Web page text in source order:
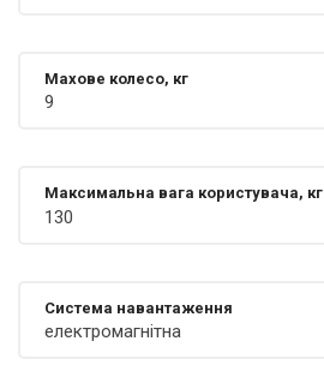
Махове колесо, кг
9
Максимальна вага користувача, кг
130
Система навантаження
електромагнітна